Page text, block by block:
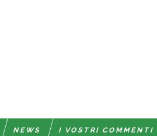
NEWS I VOSTRI COMMENTI